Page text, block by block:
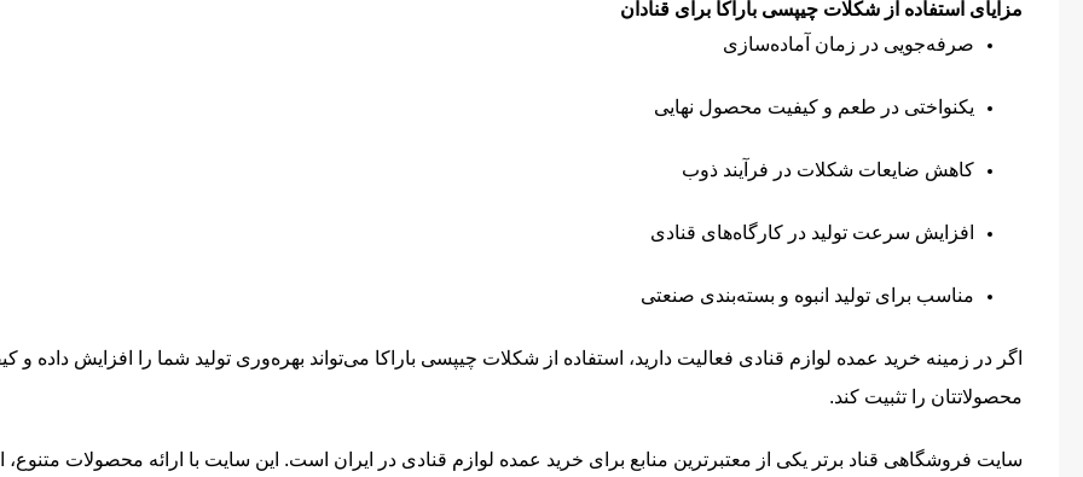
مزایای استفاده از شکلات چیپسی باراکا برای قنادان
صرفه‌جویی در زمان آماده‌سازی
یکنواختی در طعم و کیفیت محصول نهایی
کاهش ضایعات شکلات در فرآیند ذوب
افزایش سرعت تولید در کارگاه‌های قنادی
مناسب برای تولید انبوه و بسته‌بندی صنعتی
اگر در زمینه خرید عمده لوازم قنادی فعالیت دارید، استفاده از شکلات چیپسی باراکا می‌تواند بهره‌وری تولید شما را افزایش داده و
محصولاتتان را تثبیت کند.
سایت فروشگاهی قناد برتر یکی از معتبرترین منابع برای خرید عمده لوازم قنادی در ایران است. این سایت با ارائه محصولات متنوع،